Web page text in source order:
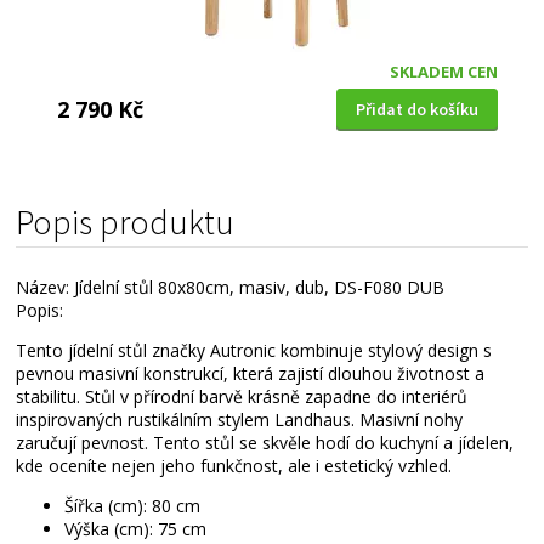
SKLADEM CEN
2 790 Kč Přidat do košíku
Popis produktu
Název: Jídelní stůl 80x80cm, masiv, dub, DS-F080 DUB
Popis:
Tento jídelní stůl značky Autronic kombinuje stylový design s
pevnou masivní konstrukcí, která zajistí dlouhou životnost a
stabilitu. Stůl v přírodní barvě krásně zapadne do interiérů
inspirovaných rustikálním stylem Landhaus. Masivní nohy
zaručují pevnost. Tento stůl se skvěle hodí do kuchyní a jídelen,
kde oceníte nejen jeho funkčnost, ale i estetický vzhled.
Šířka (cm): 80 cm
Výška (cm): 75 cm